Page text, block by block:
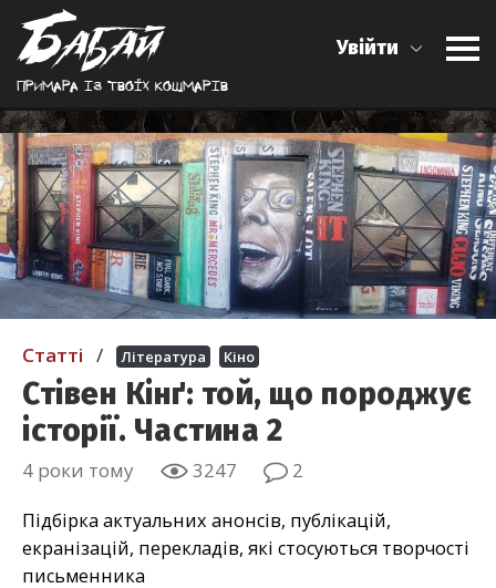
Примара iз твоїх кошмарiв
Увійти
Статті / Література Кіно
Стівен Кінґ: той, що породжує
історії. Частина 2
4 роки тому 3247 2
Підбірка актуальних анонсів, публікацій,
екранізацій, перекладів, які стосуються творчості
письменника